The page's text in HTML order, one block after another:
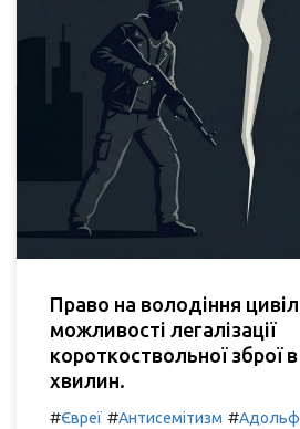
Право на володіння
можливості легалізації
короткоствольної зброї в
хвилин.
#Євреї #Антисемітизм #Адольф